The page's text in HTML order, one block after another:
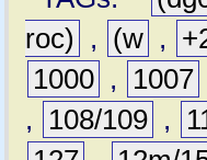
roc)
, (w ,
1000 , 1007
,
108/109 ,